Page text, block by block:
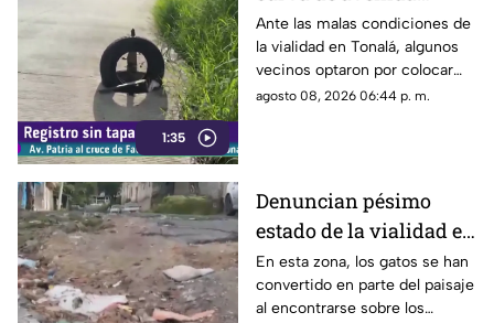
1:35
Patria
Ante las malas condiciones de
la vialidad en Tonalá, algunos
vecinos optaron por colocar
una llanta como señalamiento
agosto 08, 2026 06:44 p. m.
Denuncian pésimo
estado de la vialidad en
Privada Pedrera y
Barrancones
En esta zona, los gatos se han
convertido en parte del paisaje
al encontrarse sobre los